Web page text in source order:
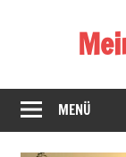
mich
positiv
MENÜ